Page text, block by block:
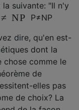
suivante: "Il n'y
≠ NP P≠NP
dire, qu'en est-
dont la
chose comme le
de
elles pas
de choix? La